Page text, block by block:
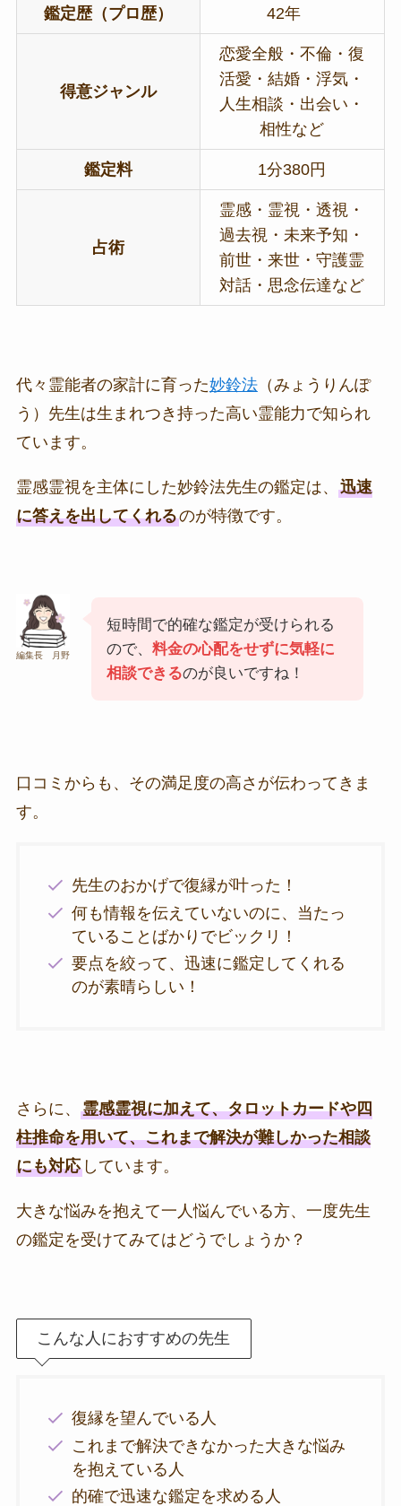
鑑定歴（プロ歴） 42年
得意ジャンル
恋愛全般・不倫・復
活愛・結婚・浮気・
人生相談・出会い・
相性など
鑑定料 1分380円
占術
霊感・霊視・透視・
過去視・未来予知・
前世・来世・守護霊
対話・思念伝達など
代々霊能者の家計に育った妙鈴法（みょうりんぽ
う）先生は生まれつき持った高い霊能力で知られ
ています。
霊感霊視を主体にした妙鈴法先生の鑑定は、 迅速
に答えを出してくれるのが特徴です。
編集長 月野
短時間で的確な鑑定が受けられる
ので、 料金の心配をせずに気軽に
相談できるのが良いですね！
口コミからも、その満足度の高さが伝わってきま
す。
先生のおかげで復縁が叶った！
何も情報を伝えていないのに、当たっ
ていることばかりでビックリ！
要点を絞って、迅速に鑑定してくれる
のが素晴らしい！
さらに、 霊感霊視に加えて、タロットカードや四
柱推命を用いて、これまで解決が難しかった相談
にも対応しています。
大きな悩みを抱えて一人悩んでいる方、一度先生
の鑑定を受けてみてはどうでしょうか？
こんな人におすすめの先生
復縁を望んでいる人
これまで解決できなかった大きな悩み
を抱えている人
的確で迅速な鑑定を求める人